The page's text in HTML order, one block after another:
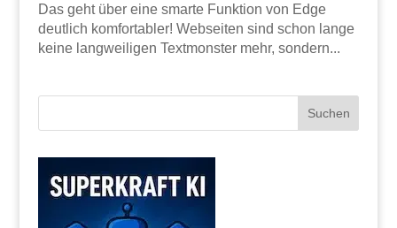
Das geht über eine smarte Funktion von Edge
deutlich komfortabler! Webseiten sind schon lange
keine langweiligen Textmonster mehr, sondern...